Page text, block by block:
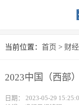
首页
当前位置： 首页 > 财经
2023中国（西部
日期： 2023-05-29